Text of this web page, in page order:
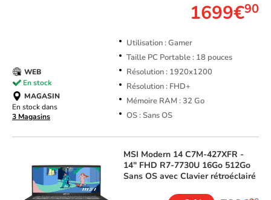
1699€90
Utilisation : Gamer
Taille PC Portable : 18 pouces
Résolution : 1920x1200
Résolution : FHD+
Mémoire RAM : 32 Go
OS : Sans OS
WEB
En stock
MAGASIN
En stock dans
3 Magasins
MSI Modern 14 C7M-427XFR -
14" FHD R7-7730U 16Go 512Go
Sans OS avec Clavier rétroéclairé